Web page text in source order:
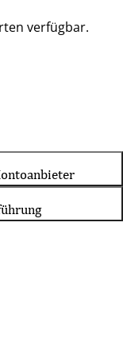
verfügbar.